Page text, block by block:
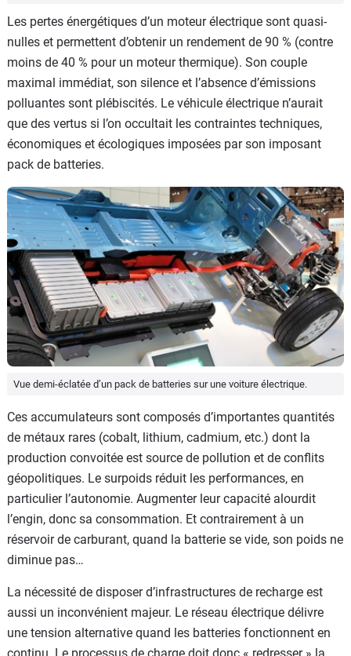
Les pertes énergétiques d’un moteur électrique sont quasi-
nulles et permettent d’obtenir un rendement de 90 % (contre
moins de 40 % pour un moteur thermique). Son couple
maximal immédiat, son silence et l’absence d’émissions
polluantes sont plébiscités. Le véhicule électrique n’aurait
que des vertus si l’on occultait les contraintes techniques,
économiques et écologiques imposées par son imposant
pack de batteries.
Vue demi-éclatée d’un pack de batteries sur une voiture électrique.
Ces accumulateurs sont composés d’importantes quantités
de métaux rares (cobalt, lithium, cadmium, etc.) dont la
production convoitée est source de pollution et de conflits
géopolitiques. Le surpoids réduit les performances, en
particulier l’autonomie. Augmenter leur capacité alourdit
l’engin, donc sa consommation. Et contrairement à un
réservoir de carburant, quand la batterie se vide, son poids ne
diminue pas…
La nécessité de disposer d’infrastructures de recharge est
aussi un inconvénient majeur. Le réseau électrique délivre
une tension alternative quand les batteries fonctionnent en